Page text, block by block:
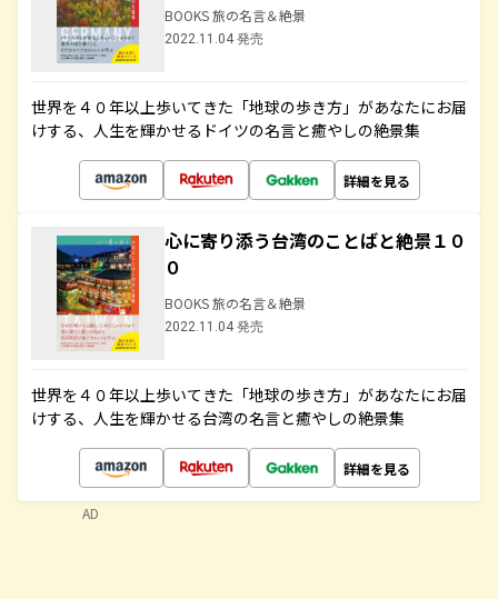
BOOKS 旅の名言＆絶景
2022.11.04 発売
世界を４０年以上歩いてきた「地球の歩き方」があなたにお届
けする、人生を輝かせるドイツの名言と癒やしの絶景集
詳細を見る
心に寄り添う台湾のことばと絶景１０
０
BOOKS 旅の名言＆絶景
2022.11.04 発売
世界を４０年以上歩いてきた「地球の歩き方」があなたにお届
けする、人生を輝かせる台湾の名言と癒やしの絶景集
詳細を見る
AD